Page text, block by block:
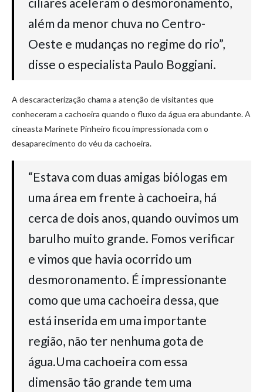
além da menor chuva no Centro-
Oeste e mudanças no regime do rio”,
disse o especialista Paulo Boggiani.
A descaracterização chama a atenção de visitantes que
conheceram a cachoeira quando o fluxo da água era abundante. A
cineasta Marinete Pinheiro ficou impressionada com o
desaparecimento do véu da cachoeira.
“Estava com duas amigas biólogas em
uma área em frente à cachoeira, há
cerca de dois anos, quando ouvimos um
barulho muito grande. Fomos verificar
e vimos que havia ocorrido um
desmoronamento. É impressionante
como que uma cachoeira dessa, que
está inserida em uma importante
região, não ter nenhuma gota de
água.Uma cachoeira com essa
dimensão tão grande tem uma